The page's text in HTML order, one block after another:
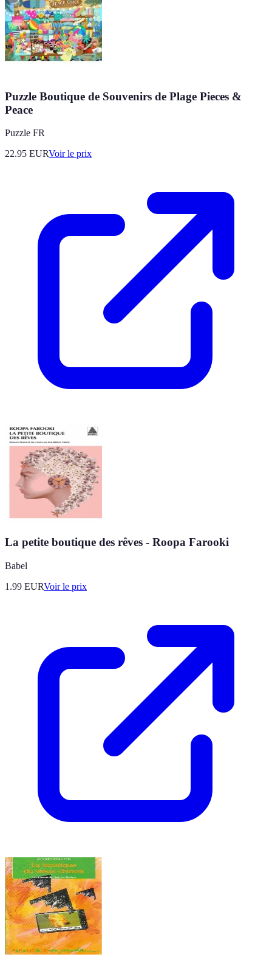
Puzzle Boutique de Souvenirs de Plage Pieces &
Peace
Puzzle FR
22.95 EURVoir le prix
La petite boutique des rêves - Roopa Farooki
Babel
1.99 EURVoir le prix